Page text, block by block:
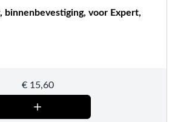
binnenbevestiging, voor Expert,
€15,60